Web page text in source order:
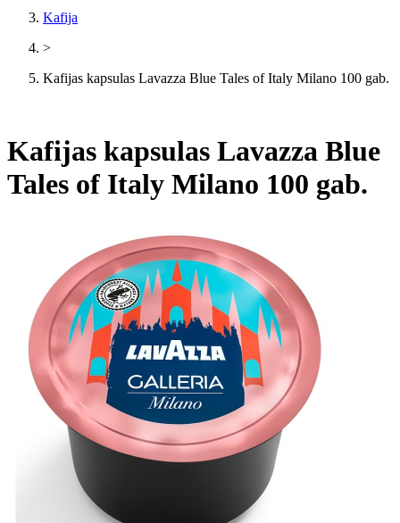
Kafija
>
Kafijas kapsulas Lavazza Blue Tales of Italy Milano 100 gab.
Kafijas kapsulas Lavazza Blue
Tales of Italy Milano 100 gab.